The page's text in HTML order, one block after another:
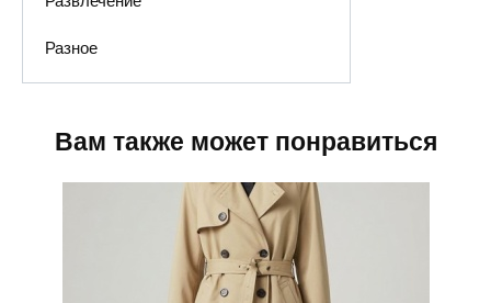
Разное
Вам также может понравиться